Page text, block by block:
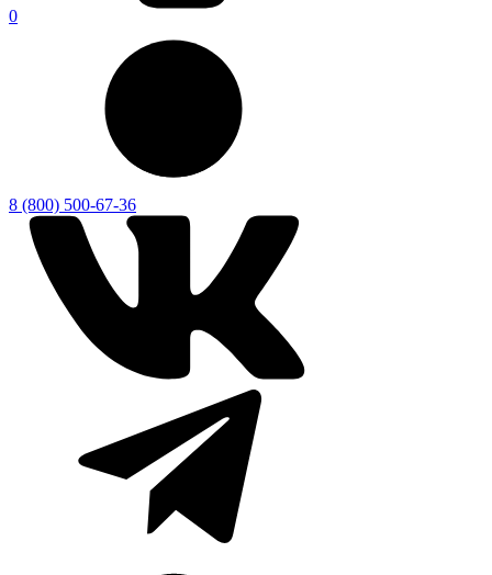
0
8 (800) 500-67-36